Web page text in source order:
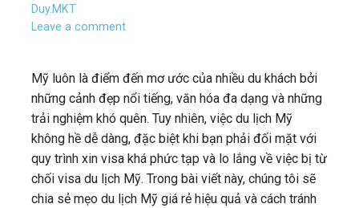
Duy.MKT
Leave a comment
Mỹ luôn là điểm đến mơ ước của nhiều du khách bởi
những cảnh đẹp nổi tiếng, văn hóa đa dạng và những
trải nghiệm khó quên. Tuy nhiên, việc du lịch Mỹ
không hề dễ dàng, đặc biệt khi bạn phải đối mặt với
quy trình xin visa khá phức tạp và lo lắng về việc bị từ
chối visa du lịch Mỹ. Trong bài viết này, chúng tôi sẽ
chia sẻ mẹo du lịch Mỹ giá rẻ hiệu quả và cách tránh